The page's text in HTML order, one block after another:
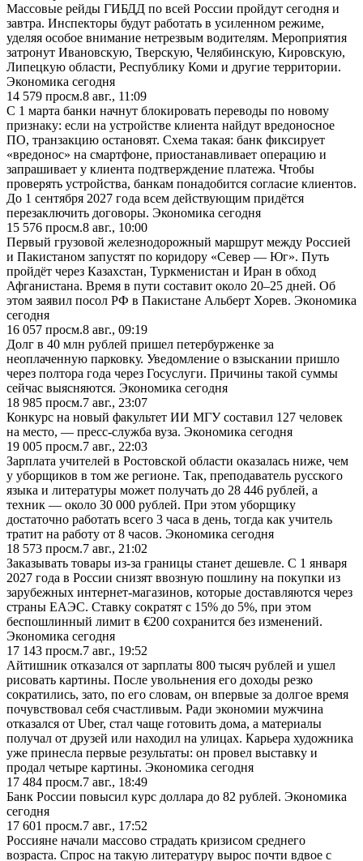
Массовые рейды ГИБДД по всей России пройдут сегодня и
завтра. Инспекторы будут работать в усиленном режиме,
уделяя особое внимание нетрезвым водителям. Мероприятия
затронут Ивановскую, Тверскую, Челябинскую, Кировскую,
Липецкую области, Республику Коми и другие территории.
Экономика сегодня
14 579 просм.8 авг., 11:09
С 1 марта банки начнут блокировать переводы по новому
признаку: если на устройстве клиента найдут вредоносное
ПО, транзакцию остановят. Схема такая: банк фиксирует
«вредонос» на смартфоне, приостанавливает операцию и
запрашивает у клиента подтверждение платежа. Чтобы
проверять устройства, банкам понадобится согласие клиентов.
До 1 сентября 2027 года всем действующим придётся
перезаключить договоры. Экономика сегодня
15 576 просм.8 авг., 10:00
Первый грузовой железнодорожный маршрут между Россией
и Пакистаном запустят по коридору «Север — Юг». Путь
пройдёт через Казахстан, Туркменистан и Иран в обход
Афганистана. Время в пути составит около 20–25 дней. Об
этом заявил посол РФ в Пакистане Альберт Хорев. Экономика
сегодня
16 057 просм.8 авг., 09:19
Долг в 40 млн рублей пришел петербурженке за
неоплаченную парковку. Уведомление о взыскании пришло
через полтора года через Госуслуги. Причины такой суммы
сейчас выясняются. Экономика сегодня
18 985 просм.7 авг., 23:07
Конкурс на новый факультет ИИ МГУ составил 127 человек
на место, — пресс-служба вуза. Экономика сегодня
19 005 просм.7 авг., 22:03
Зарплата учителей в Ростовской области оказалась ниже, чем
у уборщиков в том же регионе. Так, преподаватель русского
языка и литературы может получать до 28 446 рублей, а
техник — около 30 000 рублей. При этом уборщику
достаточно работать всего 3 часа в день, тогда как учитель
тратит на работу от 8 часов. Экономика сегодня
18 573 просм.7 авг., 21:02
Заказывать товары из-за границы станет дешевле. С 1 января
2027 года в России снизят ввозную пошлину на покупки из
зарубежных интернет-магазинов, которые доставляются через
страны ЕАЭС. Ставку сократят с 15% до 5%, при этом
беспошлинный лимит в €200 сохранится без изменений.
Экономика сегодня
17 143 просм.7 авг., 19:52
Айтишник отказался от зарплаты 800 тысяч рублей и ушел
рисовать картины. После увольнения его доходы резко
сократились, зато, по его словам, он впервые за долгое время
почувствовал себя счастливым. Ради экономии мужчина
отказался от Uber, стал чаще готовить дома, а материалы
получал от друзей или находил на улицах. Карьера художника
уже принесла первые результаты: он провел выставку и
продал четыре картины. Экономика сегодня
17 484 просм.7 авг., 18:49
Банк России повысил курс доллара до 82 рублей. Экономика
сегодня
17 601 просм.7 авг., 17:52
Россияне начали массово страдать кризисом среднего
возраста. Спрос на такую литературу вырос почти вдвое с